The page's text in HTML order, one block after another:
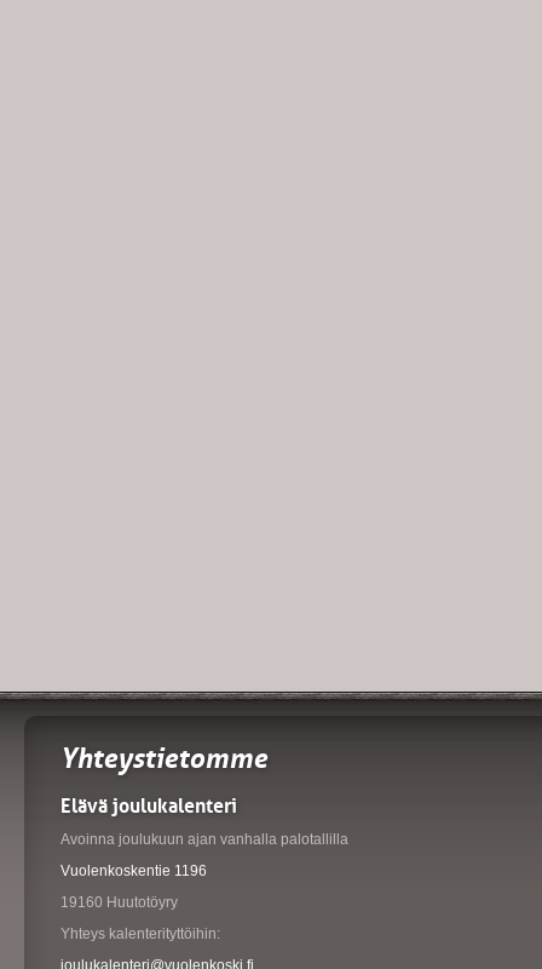
Yhteystietomme
Elävä joulukalenteri
Avoinna joulukuun ajan vanhalla palotallilla
Vuolenkoskentie 1196
19160 Huutotöyry
Yhteys kalenterityttöihin:
joulukalenteri@vuolenkoski.fi